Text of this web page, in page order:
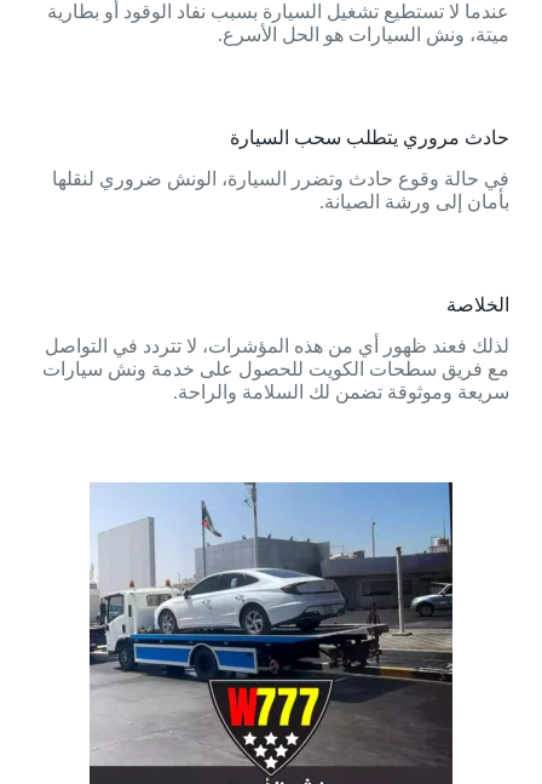
عندما لا تستطيع تشغيل السيارة بسبب نفاد الوقود أو بطارية
ميتة، ونش السيارات هو الحل الأسرع.
حادث مروري يتطلب سحب السيارة
في حالة وقوع حادث وتضرر السيارة، الونش ضروري لنقلها
بأمان إلى ورشة الصيانة.
الخلاصة
لذلك فعند ظهور أي من هذه المؤشرات، لا تتردد في التواصل
مع فريق سطحات الكويت للحصول على خدمة ونش سيارات
سريعة وموثوقة تضمن لك السلامة والراحة.